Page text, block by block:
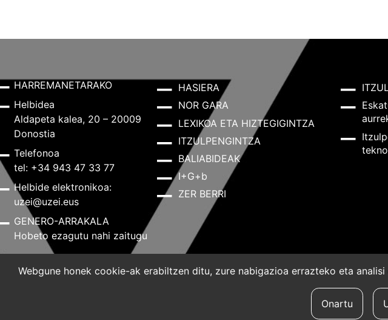
HARREMANETARAKO
Helbidea
Aldapeta kalea, 20 – 20009
Donostia
Telefonoa
tel: +34 943 47 33 77
Helbide elektronikoa:
uzei@uzei.eus
GENERO-ARRAKALA
Hobeto ezagutu nahi zaitugu
HASIERA
NOR GARA
LEXIKOA ETA HIZTEGIGINTZA
ITZULPENGINTZA
BALIABIDEAK
I+G+b
ZER BERRI
Lege-oharra Cookie-politika
Webgune honek cookie-ak erabiltzen ditu, zure nabigazioa errazteko eta
Onartu